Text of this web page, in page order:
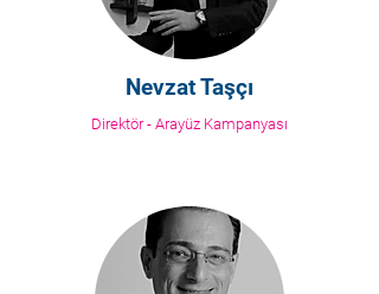
Nevzat Taşçı
Direktör - Arayüz Kampanyası